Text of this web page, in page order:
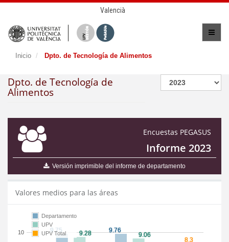
Valencià
Inicio Dpto. de Tecnología de Alimentos
Dpto. de Tecnología de
Alimentos
Encuestas PEGASUS
Informe 2023
Versión imprimible del informe de departamento
Valores medios para las áreas
10
Departamento
UPV
UPV Total